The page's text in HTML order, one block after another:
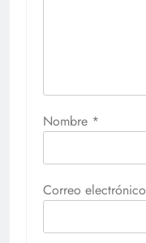
Nombre *
Correo electrónico